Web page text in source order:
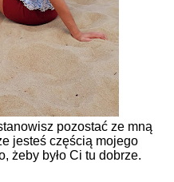
pozostać ze mną
jesteś częścią mojego
żeby było Ci tu dobrze.